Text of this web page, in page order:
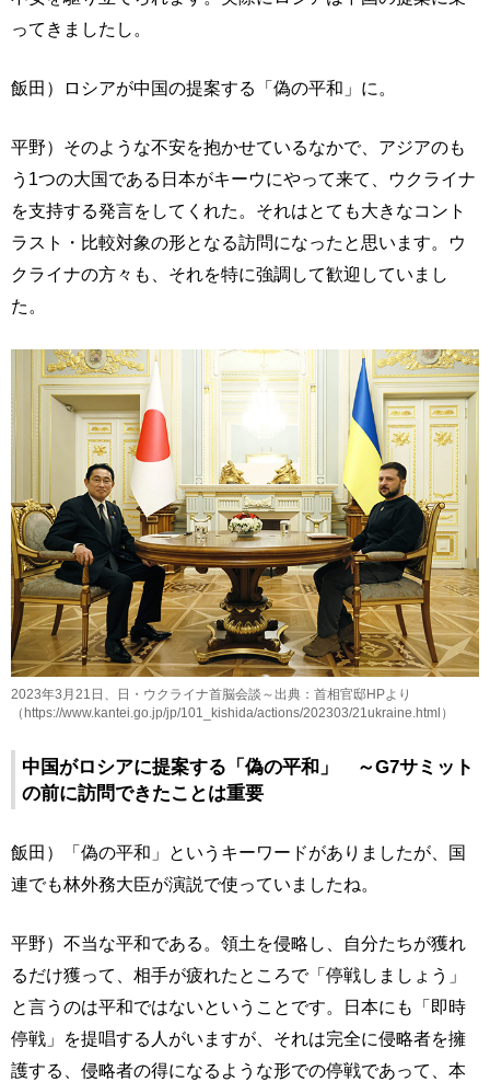
ってきましたし。
飯田）ロシアが中国の提案する「偽の平和」に。
平野）そのような不安を抱かせているなかで、アジアのも
う1つの大国である日本がキーウにやって来て、ウクライナ
を支持する発言をしてくれた。それはとても大きなコント
ラスト・比較対象の形となる訪問になったと思います。ウ
クライナの方々も、それを特に強調して歓迎していまし
た。
2023年3月21日、日・ウクライナ首脳会談～出典：首相官邸HPより
（https://www.kantei.go.jp/jp/101_kishida/actions/202303/21ukraine.html）
中国がロシアに提案する「偽の平和」 ～G7サミット
の前に訪問できたことは重要
飯田）「偽の平和」というキーワードがありましたが、国
連でも林外務大臣が演説で使っていましたね。
平野）不当な平和である。領土を侵略し、自分たちが獲れ
るだけ獲って、相手が疲れたところで「停戦しましょう」
と言うのは平和ではないということです。日本にも「即時
停戦」を提唱する人がいますが、それは完全に侵略者を擁
護する、侵略者の得になるような形での停戦であって、本